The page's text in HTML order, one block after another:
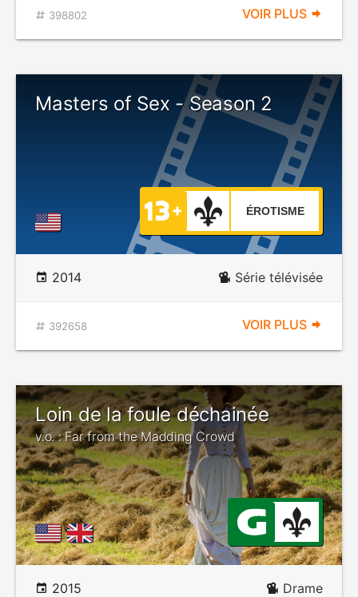
398802 VOIR PLUS
Masters of Sex - Season 2
ÉROTISME
2014 Série télévisée
392658 VOIR PLUS
Loin de la foule déchainée
v.o. : Far from the Madding Crowd
2015 Drame